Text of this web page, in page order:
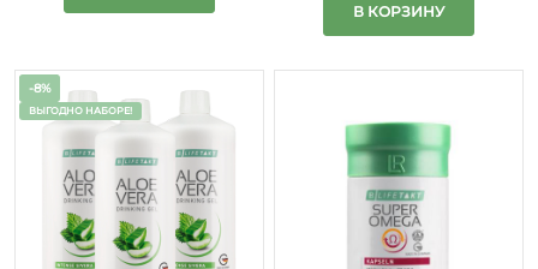
В КОРЗИНУ
-8%
ВЫГОДНО НАБОРЕ!